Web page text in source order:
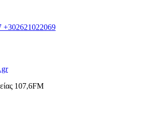
+302621022069
107,6FM